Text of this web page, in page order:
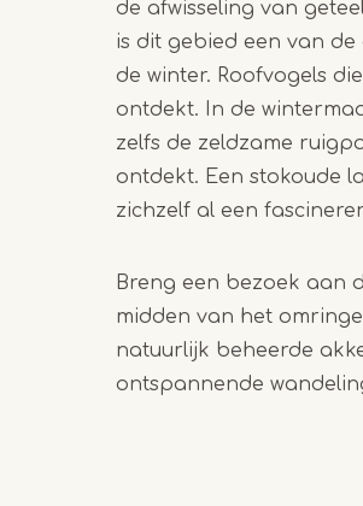
de afwisseling van
is dit gebied een van
de winter. Roofvogels
ontdekt. In de
zelfs de zeldzame
ontdekt. Een stokoude
zichzelf al een
Breng een bezoek aan
midden van het
natuurlijk beheerde
ontspannende